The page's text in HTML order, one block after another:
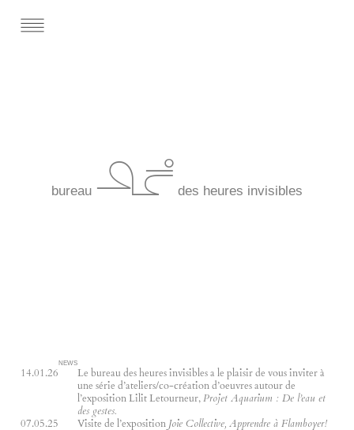
bureau *BHI* des heures invisibles
NEWS
14.01.26
Le bureau des heures invisibles a le plaisir de vous inviter à
une série d’ateliers/co-création d’oeuvres autour de
l’exposition Lilit Letourneur,Projet Aquarium : De l’eau et
des gestes.
07.05.25
Visite de l’exposition Joie Collective, Apprendre à Flamboyer!